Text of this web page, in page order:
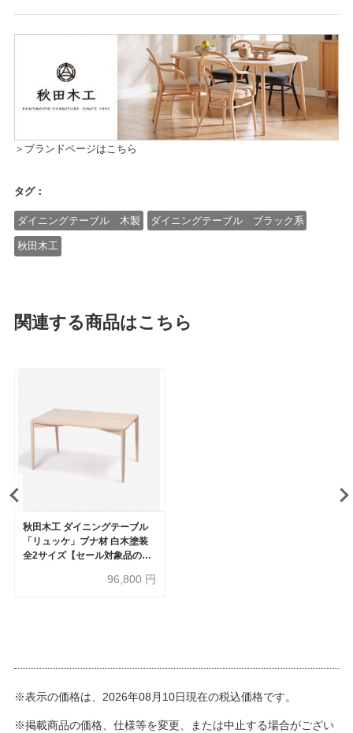
＞ブランドページはこちら
タグ：
ダイニングテーブル 木製 ダイニングテーブル ブラック系
秋田木工
関連する商品はこちら
秋田木工 ダイニングテーブル
「リュッケ」ブナ材 白木塗装
全2サイズ【セール対象品のた
96,800 円
※表示の価格は、2026年08月10日現在の税込価格です。
※掲載商品の価格、仕様等を変更、または中止する場合がござい